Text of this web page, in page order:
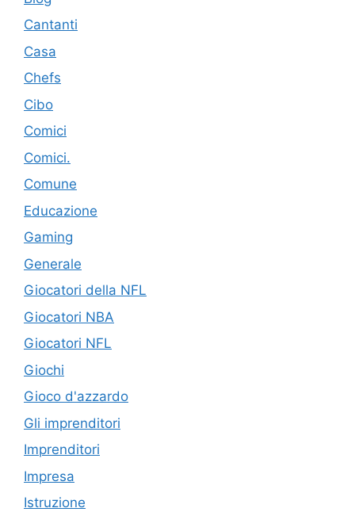
Cantanti
Casa
Chefs
Cibo
Comici
Comici.
Comune
Educazione
Gaming
Generale
Giocatori della NFL
Giocatori NBA
Giocatori NFL
Giochi
Gioco d'azzardo
Gli imprenditori
Imprenditori
Impresa
Istruzione